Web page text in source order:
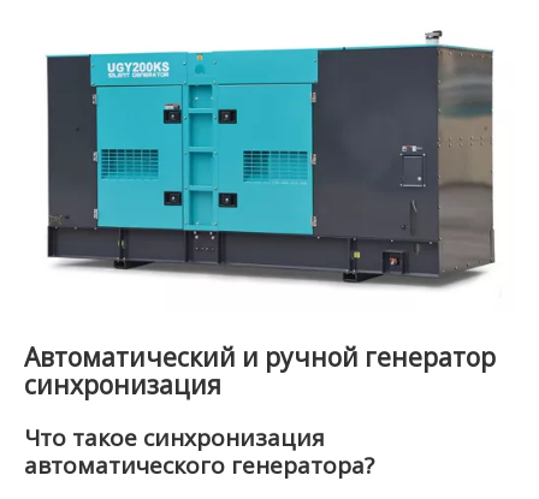
Автоматический и ручной генератор
синхронизация
Что такое синхронизация
автоматического генератора?